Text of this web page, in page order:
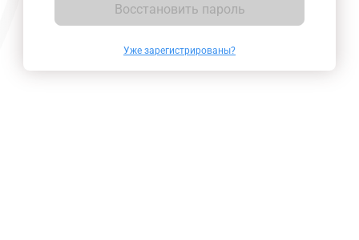
Восстановить пароль
Уже зарегистрированы?